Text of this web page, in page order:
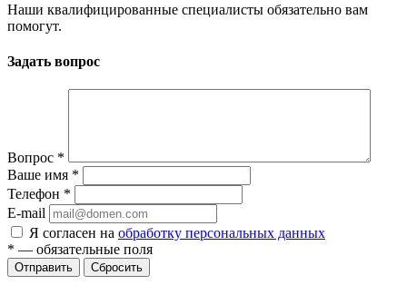
Наши квалифицированные специалисты обязательно вам
помогут.
Задать вопрос
Вопрос *
Ваше имя *
Телефон *
E-mail
Я согласен на обработку персональных данных
* — обязательные поля
Отправить Сбросить